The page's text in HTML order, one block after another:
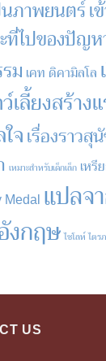
นภาพยนตร์ เ
ที่ไปของปัญห
ม เคท ดิคามิลโล
เลี้ยงสร้างแ
จ เรื่องราวสุ
เหมาะสำหรับเด็กเล็ก เหรี
Medal แปลจ
งกฤษ ไชโลห์ ไตร
US